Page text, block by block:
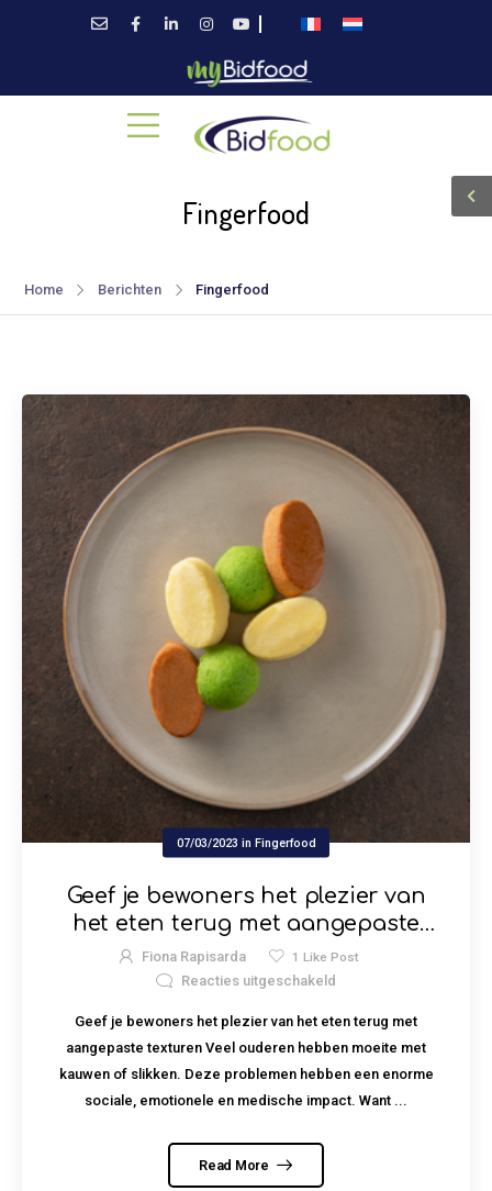
Fingerfood
Home Berichten Fingerfood
07/03/2023 in Fingerfood
Geef je bewoners het plezier van
het eten terug met aangepaste
texturen
Fiona Rapisarda 1 Like Post
Reacties uitgeschakeld
Geef je bewoners het plezier van het eten terug met
aangepaste texturen Veel ouderen hebben moeite met
kauwen of slikken. Deze problemen hebben een enorme
sociale, emotionele en medische impact. Want ...
Read More